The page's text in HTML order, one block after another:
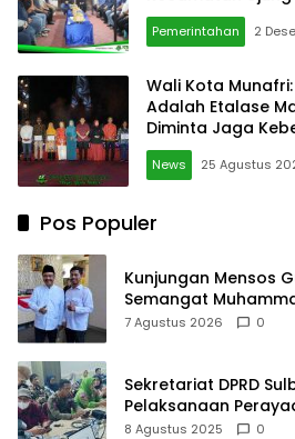
Pemerintahan 2
Wali Kota
Adalah Etalase
Diminta Jaga
Wilayah
News 25 Agustus
Pos Populer
Kunjungan Mensos
Semangat
Anak Keluarga
7 Agustus 2026 0
Sekretariat DPRD
Pelaksanaan
Kemerdekaan RI
8 Agustus 2025 0